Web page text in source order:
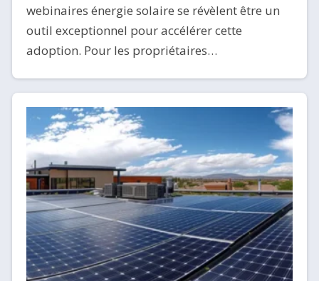
webinaires énergie solaire se révèlent être un
outil exceptionnel pour accélérer cette
adoption. Pour les propriétaires…